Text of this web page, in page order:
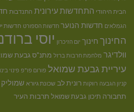
הבית היהודי התחדשות עירונית התנדבות
הגמלאים חדשות הנוער חדשות הספורט חדשות
החינוך חינוך יום הזיכרון יוסי
וולדיגר מלחמת חרבות ברזל מתנ"ס גבעת
עיריית גבעת שמואל פורום פו"פ פינוי
קניון הגבעה רווקות רונית לב שכונת גיוראשמוליק
תחבורה תיכון גבעת שמואל תרבות העיר